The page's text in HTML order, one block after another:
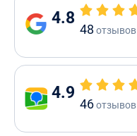
4.8
48 отзывов
4.9
46отзывов